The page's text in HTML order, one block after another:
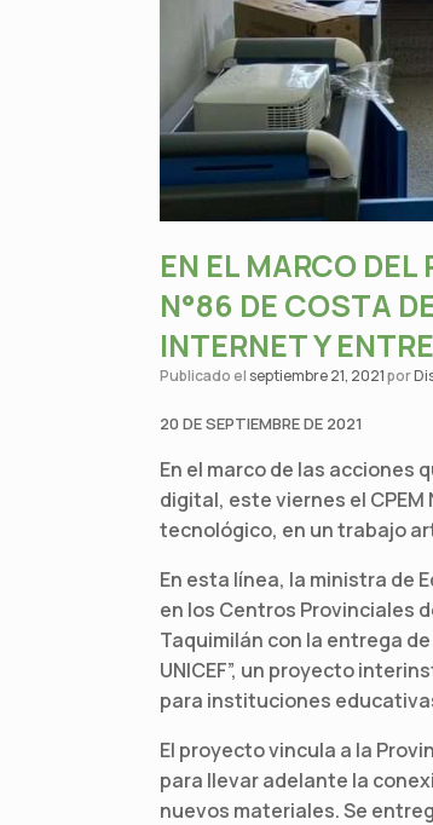
EN EL MARCO
N°86 DE COSTA
INTERNET Y
Publicado elseptiembre 21, 2021por
20 DE SEPTIEMBRE DE 2021
En el marco de las acciones
digital, este viernes el
tecnológico, en un trabajo
En esta línea, la ministra de
en los Centros Provinciales
Taquimilán con la entrega
UNICEF”, un proyecto
para instituciones
El proyecto vincula a la
para llevar adelante la
nuevos materiales. Se